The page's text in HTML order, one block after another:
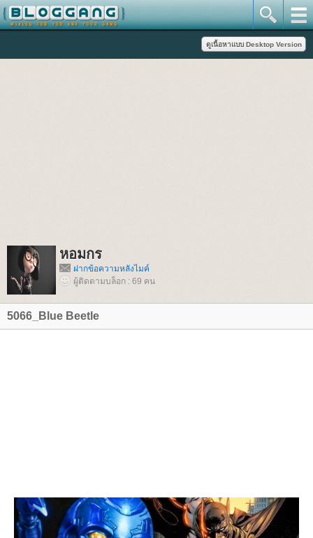
หอมกร
ฝากข้อความหลังไมค์
ผู้ติดตามบล็อก : 69 คน
5066_Blue Beetle